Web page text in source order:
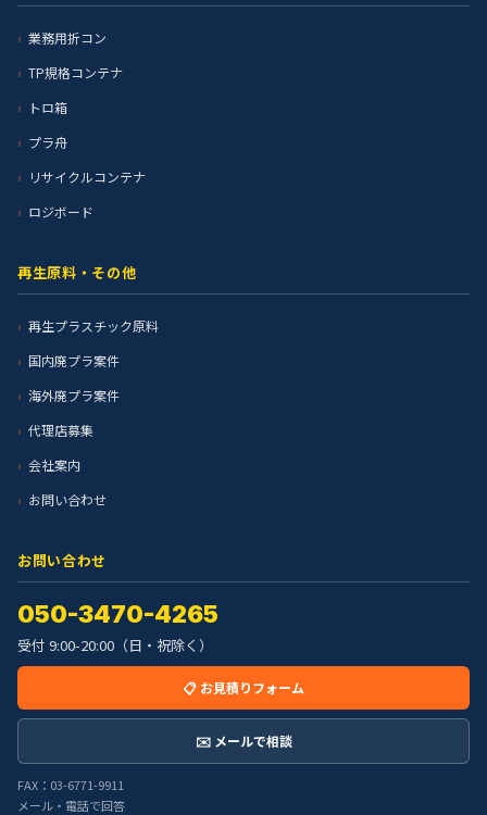
業務用折コン
TP規格コンテナ
トロ箱
プラ舟
リサイクルコンテナ
ロジボード
再生原料・その他
再生プラスチック原料
国内廃プラ案件
海外廃プラ案件
代理店募集
会社案内
お問い合わせ
お問い合わせ
050-3470-4265
受付 9:00-20:00（日・祝除く）
📋 お見積りフォーム
✉️ メールで相談
FAX：03-6771-9911
メール・電話で回答